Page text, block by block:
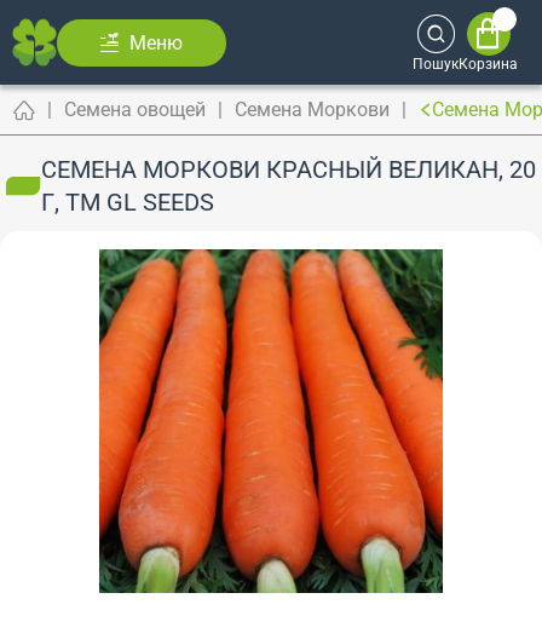
Меню
ПошукКорзина
Семена овощей Семена Моркови Семена
СЕМЕНА МОРКОВИ КРАСНЫЙ ВЕЛИКАН, 20
Г, ТМ GL SEEDS